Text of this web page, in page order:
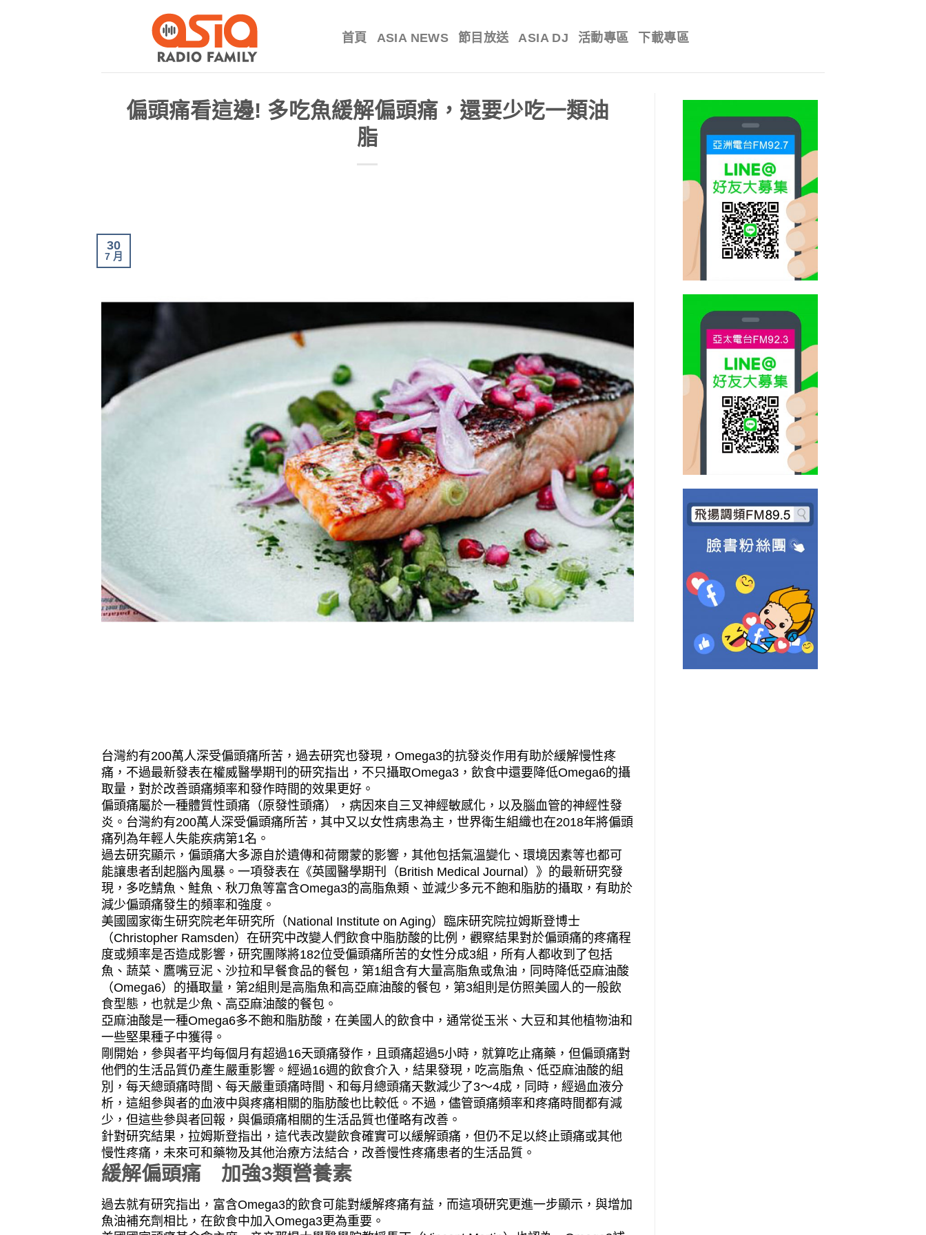
首頁 ASIA NEWS 節目放送 ASIA DJ 活動專區 下載專區
偏頭痛看這邊! 多吃魚緩解偏頭痛，還要少吃一類油
脂
30
7 月
台灣約有200萬人深受偏頭痛所苦，過去研究也發現，Omega3的抗發炎作用有助於緩解慢性疼
痛，不過最新發表在權威醫學期刊的研究指出，不只攝取Omega3，飲食中還要降低Omega6的攝
取量，對於改善頭痛頻率和發作時間的效果更好。
偏頭痛屬於一種體質性頭痛（原發性頭痛），病因來自三叉神經敏感化，以及腦血管的神經性發
炎。台灣約有200萬人深受偏頭痛所苦，其中又以女性病患為主，世界衛生組織也在2018年將偏頭
痛列為年輕人失能疾病第1名。
過去研究顯示，偏頭痛大多源自於遺傳和荷爾蒙的影響，其他包括氣溫變化、環境因素等也都可
能讓患者刮起腦內風暴。一項發表在《英國醫學期刊（British Medical Journal）》的最新研究發
現，多吃鯖魚、鮭魚、秋刀魚等富含Omega3的高脂魚類、並減少多元不飽和脂肪的攝取，有助於
減少偏頭痛發生的頻率和強度。
美國國家衛生研究院老年研究所（National Institute on Aging）臨床研究院拉姆斯登博士
（Christopher Ramsden）在研究中改變人們飲食中脂肪酸的比例，觀察結果對於偏頭痛的疼痛程
度或頻率是否造成影響，研究團隊將182位受偏頭痛所苦的女性分成3組，所有人都收到了包括
魚、蔬菜、鷹嘴豆泥、沙拉和早餐食品的餐包，第1組含有大量高脂魚或魚油，同時降低亞麻油酸
（Omega6）的攝取量，第2組則是高脂魚和高亞麻油酸的餐包，第3組則是仿照美國人的一般飲
食型態，也就是少魚、高亞麻油酸的餐包。
亞麻油酸是一種Omega6多不飽和脂肪酸，在美國人的飲食中，通常從玉米、大豆和其他植物油和
一些堅果種子中獲得。
剛開始，參與者平均每個月有超過16天頭痛發作，且頭痛超過5小時，就算吃止痛藥，但偏頭痛對
他們的生活品質仍產生嚴重影響。經過16週的飲食介入，結果發現，吃高脂魚、低亞麻油酸的組
別，每天總頭痛時間、每天嚴重頭痛時間、和每月總頭痛天數減少了3～4成，同時，經過血液分
析，這組參與者的血液中與疼痛相關的脂肪酸也比較低。不過，儘管頭痛頻率和疼痛時間都有減
少，但這些參與者回報，與偏頭痛相關的生活品質也僅略有改善。
針對研究結果，拉姆斯登指出，這代表改變飲食確實可以緩解頭痛，但仍不足以終止頭痛或其他
慢性疼痛，未來可和藥物及其他治療方法結合，改善慢性疼痛患者的生活品質。
緩解偏頭痛 加強3類營養素
過去就有研究指出，富含Omega3的飲食可能對緩解疼痛有益，而這項研究更進一步顯示，與增加
魚油補充劑相比，在飲食中加入Omega3更為重要。